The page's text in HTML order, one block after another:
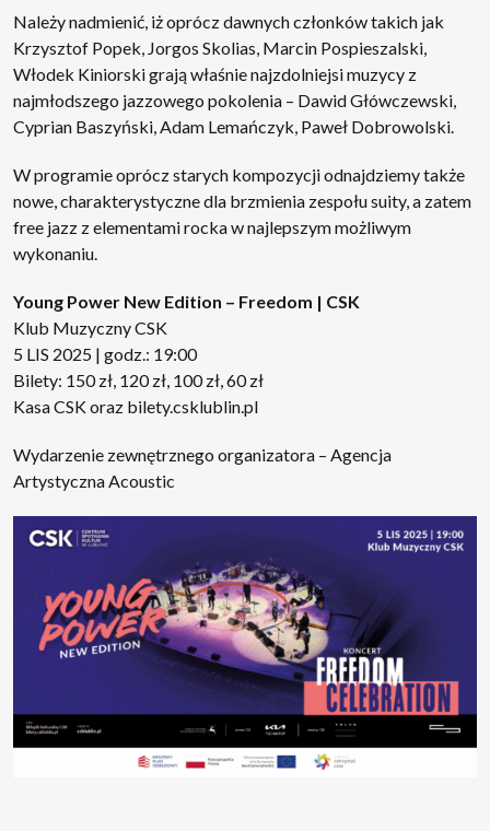
Należy nadmienić, iż oprócz dawnych członków takich jak
Krzysztof Popek, Jorgos Skolias, Marcin Pospieszalski,
Włodek Kiniorski grają właśnie najzdolniejsi muzycy z
najmłodszego jazzowego pokolenia – Dawid Główczewski,
Cyprian Baszyński, Adam Lemańczyk, Paweł Dobrowolski.
W programie oprócz starych kompozycji odnajdziemy także
nowe, charakterystyczne dla brzmienia zespołu suity, a zatem
free jazz z elementami rocka w najlepszym możliwym
wykonaniu.
Young Power New Edition – Freedom | CSK
Klub Muzyczny CSK
5 LIS 2025 | godz.: 19:00
Bilety: 150 zł, 120 zł, 100 zł, 60 zł
Kasa CSK oraz bilety.csklublin.pl
Wydarzenie zewnętrznego organizatora – Agencja
Artystyczna Acoustic